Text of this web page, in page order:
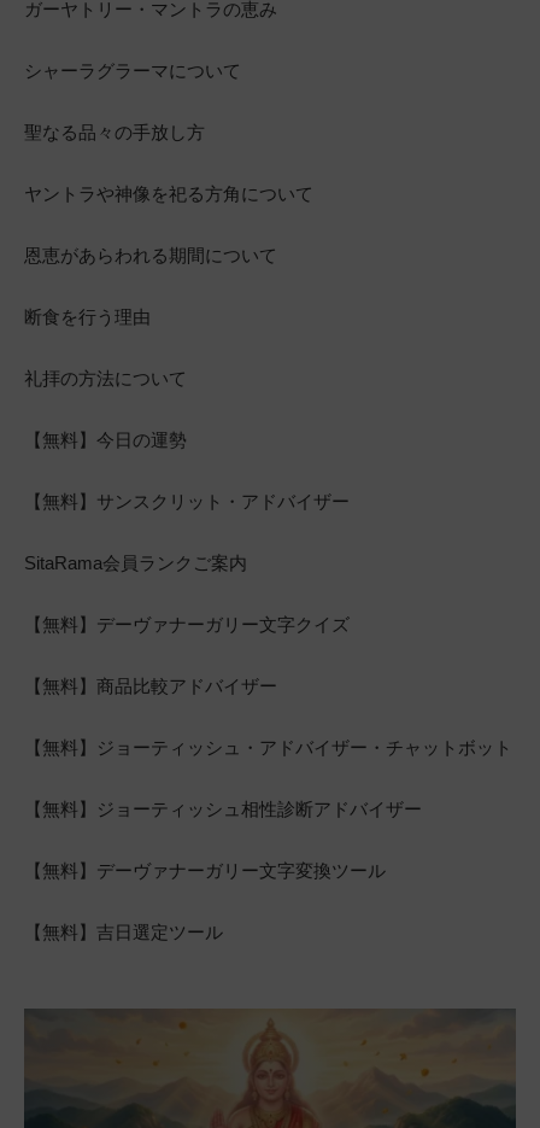
ガーヤトリー・マントラの恵み
シャーラグラーマについて
聖なる品々の手放し方
ヤントラや神像を祀る方角について
恩恵があらわれる期間について
断食を行う理由
礼拝の方法について
【無料】今日の運勢
【無料】サンスクリット・アドバイザー
SitaRama会員ランクご案内
【無料】デーヴァナーガリー文字クイズ
【無料】商品比較アドバイザー
【無料】ジョーティッシュ・アドバイザー・チャットボット
【無料】ジョーティッシュ相性診断アドバイザー
【無料】デーヴァナーガリー文字変換ツール
【無料】吉日選定ツール